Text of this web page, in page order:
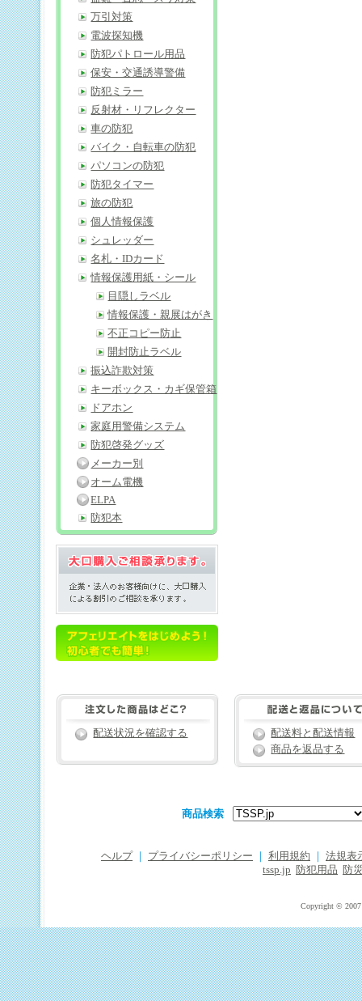
万引対策
電波探知機
防犯パトロール用品
保安・交通誘導警備
防犯ミラー
反射材・リフレクター
車の防犯
バイク・自転車の防犯
パソコンの防犯
防犯タイマー
旅の防犯
個人情報保護
シュレッダー
名札・IDカード
情報保護用紙・シール
目隠しラベル
情報保護・親展はがき
不正コピー防止
開封防止ラベル
振込詐欺対策
キーボックス・カギ保管箱
ドアホン
家庭用警備システム
防犯啓発グッズ
メーカー別
オーム電機
ELPA
防犯本
配送状況を確認する
配送料と配送情報
商品を返品する
商品検索
ヘルプ プライバシーポリシー 利用規約
法規表
tssp.jp
防犯用品 防
Copyright © 2007